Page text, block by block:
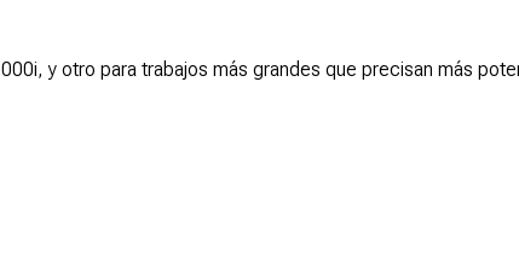
y otro para trabajos más grandes que precisan más